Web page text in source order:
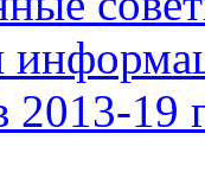
2013-19